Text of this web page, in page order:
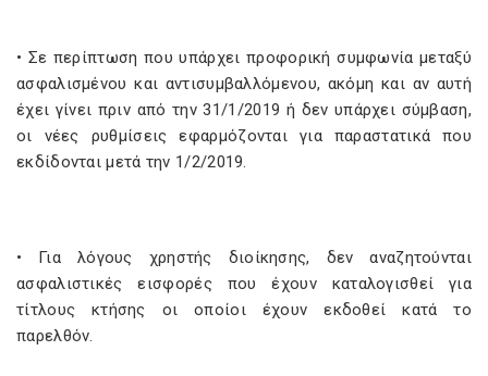
• Σε περίπτωση που υπάρχει προφορική συμφωνία μεταξύ
ασφαλισμένου και αντισυμβαλλόμενου, ακόμη και αν αυτή
έχει γίνει πριν από την 31/1/2019 ή δεν υπάρχει σύμβαση,
οι νέες ρυθμίσεις εφαρμόζονται για παραστατικά που
εκδίδονται μετά την 1/2/2019.
• Για λόγους χρηστής διοίκησης, δεν αναζητούνται
ασφαλιστικές εισφορές που έχουν καταλογισθεί για
τίτλους κτήσης οι οποίοι έχουν εκδοθεί κατά το
παρελθόν.